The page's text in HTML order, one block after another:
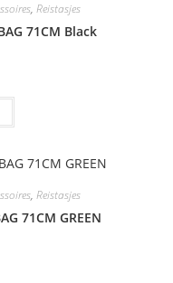
, Reistasjes
71CM Black
, Reistasjes
71CM GREEN